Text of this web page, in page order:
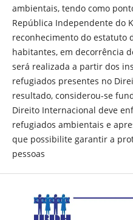
ambientais, tendo como
República Independente do
reconhecimento do estatuto
habitantes, em decorrência
será realizada a partir dos
refugiados presentes no
resultado, considerou-se
Direito Internacional deve
refugiados ambientais e
que possibilite garantir a
pessoas